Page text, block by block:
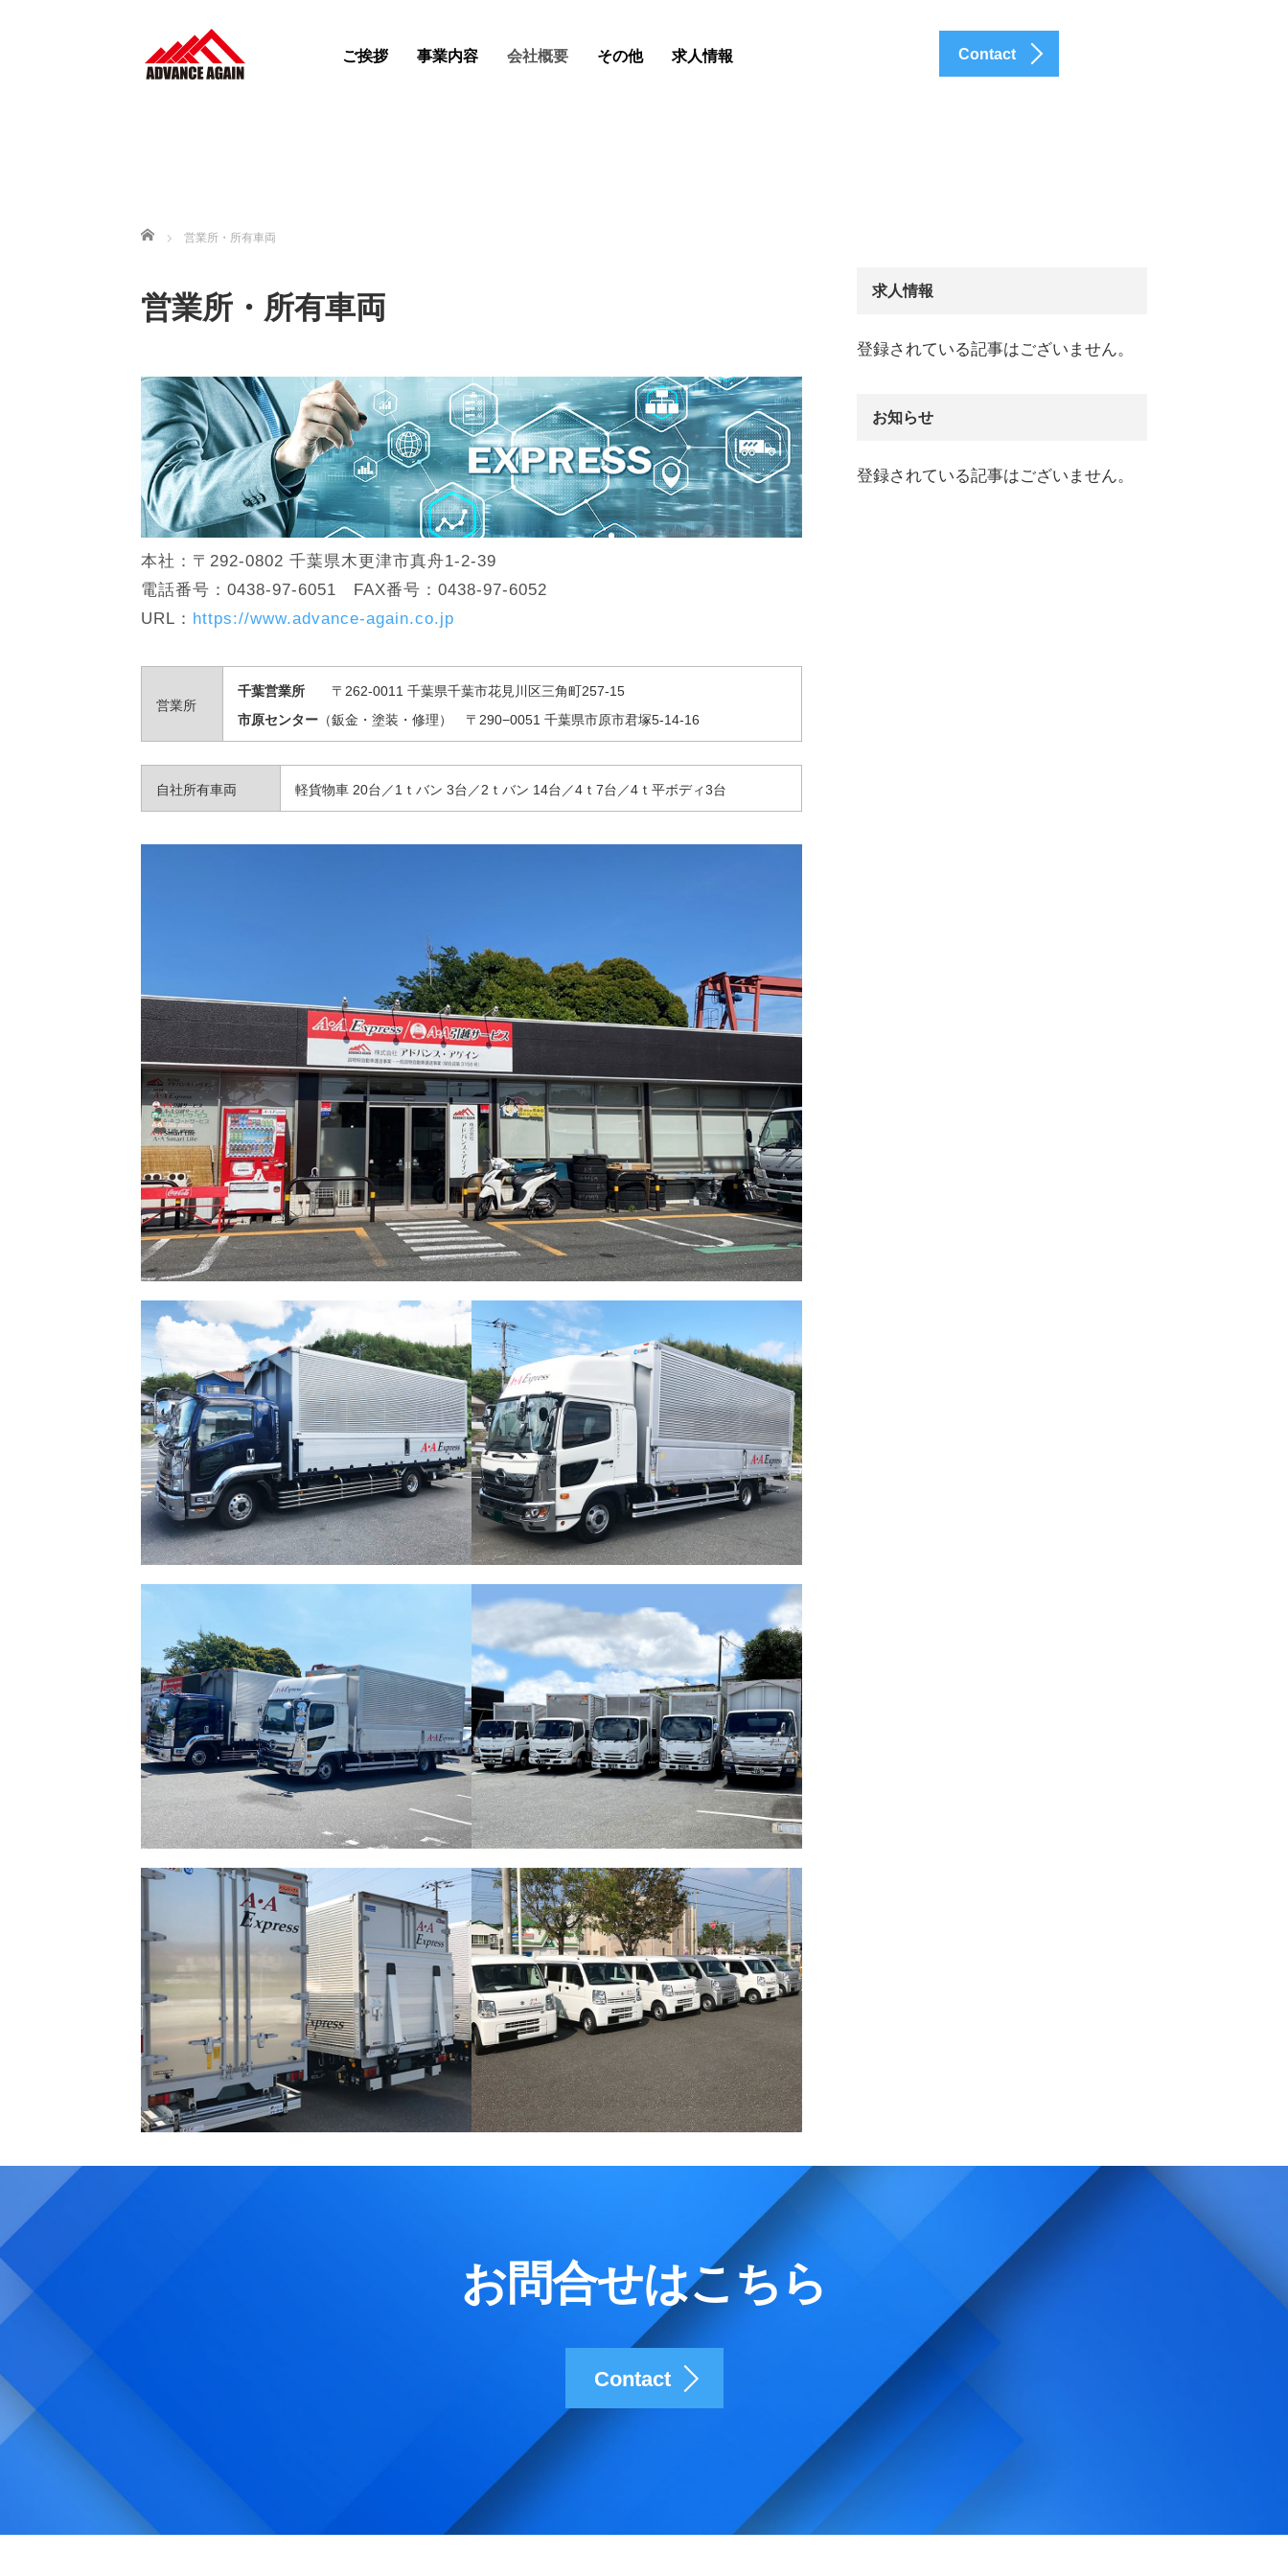
ご挨拶 事業内容 会社概要 その他 求人情報 Contact
ホーム 営業所・所有車両
営業所・所有車両
本社：〒292-0802 千葉県木更津市真舟1-2-39
電話番号：0438-97-6051 FAX番号：0438-97-6052
URL： https://www.advance-again.co.jp
営業所
千葉営業所 〒262-0011 千葉県千葉市花見川区三角町257-15
市原センター （鈑金・塗装・修理） 〒290−0051 千葉県市原市君塚5-14-16
自社所有車両 軽貨物車 20台／1ｔバン 3台／2ｔバン 14台／4ｔ7台／4ｔ平ボディ3台
求人情報
登録されている記事はございません。
お知らせ
登録されている記事はございません。
お問合せはこちら
Contact